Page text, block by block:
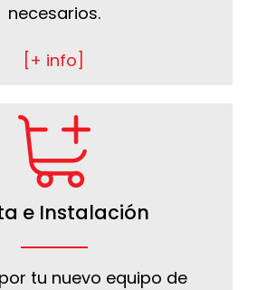
necesarios.
[+ info]
e Instalación
tu nuevo equipo de